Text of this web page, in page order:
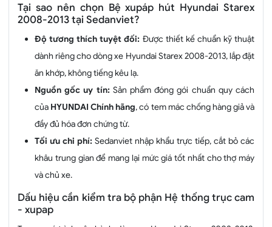
Tại sao nên chọn Bệ xupáp hút Hyundai Starex
2008-2013 tại Sedanviet?
Độ tương thích tuyệt đối: Được thiết kế chuẩn kỹ thuật
dành riêng cho dòng xe Hyundai Starex 2008-2013, lắp đặt
ăn khớp, không tiếng kêu lạ.
Nguồn gốc uy tín: Sản phẩm đóng gói chuẩn quy cách
của HYUNDAI Chính hãng, có tem mác chống hàng giả và
đầy đủ hóa đơn chứng từ.
Tối ưu chi phí: Sedanviet nhập khẩu trực tiếp, cắt bỏ các
khâu trung gian để mang lại mức giá tốt nhất cho thợ máy
và chủ xe.
Dấu hiệu cần kiểm tra bộ phận Hệ thống trục cam
- xupap